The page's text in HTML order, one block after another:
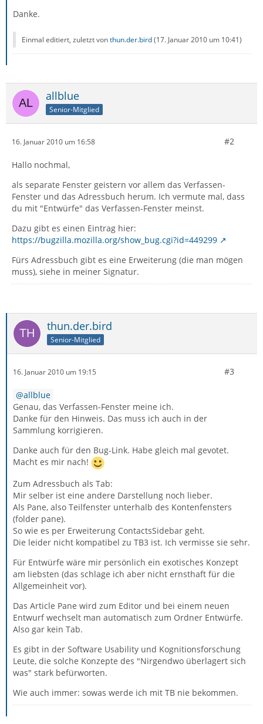
Danke.
Einmal editiert, zuletzt vonthun.der.bird(17. Januar 2010 um 10:41)
allblue
Senior-Mitglied
16. Januar 2010 um 16:58 #2
Hallo nochmal,
als separate Fenster geistern vor allem das Verfassen-
Fenster und das Adressbuch herum. Ich vermute mal, dass
du mit "Entwürfe" das Verfassen-Fenster meinst.
Dazu gibt es einen Eintrag hier:
https://bugzilla.mozilla.org/show_bug.cgi?id=449299
Fürs Adressbuch gibt es eine Erweiterung (die man mögen
muss), siehe in meiner Signatur.
thun.der.bird
Senior-Mitglied
16. Januar 2010 um 19:15 #3
allblue
Genau, das Verfassen-Fenster meine ich.
Danke für den Hinweis. Das muss ich auch in der
Sammlung korrigieren.
Danke auch für den Bug-Link. Habe gleich mal gevotet.
Macht es mir nach!
Zum Adressbuch als Tab:
Mir selber ist eine andere Darstellung noch lieber.
Als Pane, also Teilfenster unterhalb des Kontenfensters
(folder pane).
So wie es per Erweiterung ContactsSidebar geht.
Die leider nicht kompatibel zu TB3 ist. Ich vermisse sie sehr.
Für Entwürfe wäre mir persönlich ein exotisches Konzept
am liebsten (das schlage ich aber nicht ernsthaft für die
Allgemeinheit vor).
Das Article Pane wird zum Editor und bei einem neuen
Entwurf wechselt man automatisch zum Ordner Entwürfe.
Also gar kein Tab.
Es gibt in der Software Usability und Kognitionsforschung
Leute, die solche Konzepte des "Nirgendwo überlagert sich
was" stark befürworten.
Wie auch immer: sowas werde ich mit TB nie bekommen.